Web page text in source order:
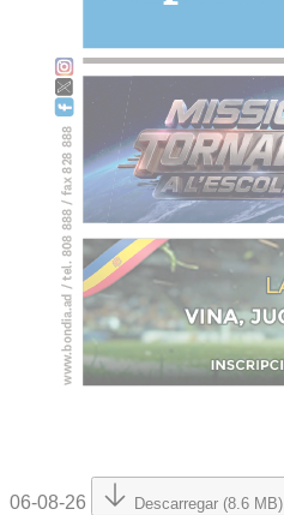
06-08-26 Descarregar (8.6 MB)